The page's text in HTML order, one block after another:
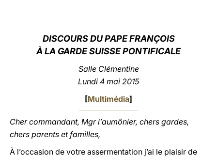
中文
DISCOURS DU PAPE FRANÇOIS
À LA GARDE SUISSE PONTIFICALE
Salle Clémentine
Lundi 4 mai 2015
[Multimédia]
Cher commandant, Mgr l’aumônier, chers gardes,
chers parents et familles,
À l’occasion de votre assermentation j’ai le plaisir de